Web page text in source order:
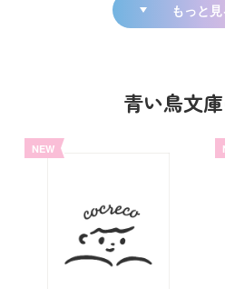
もっと見
青い鳥文
NEW